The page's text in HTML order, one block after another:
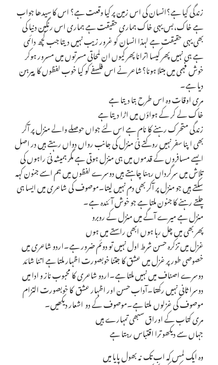
زندگی کیا ہے؟انسان کی اس زمین پر کیا وقعت ہے؟ اس کا سیدھا جواب
ہے خاک،بس یہی خاک ہماری حقیقت ہے ہماری اس رنگین دنیا کی
بھی یہی حقیقت ہے لہذا انسان کو غرور زیب نہیں دیتا جب کچھ دائمی
ہے ہی نہیں پھر کیسا اترانا پھر کیوں ان لمحاتی مسرتوں میں مسرور ہوکر
خوش فہمی میں مبتلا ہونا؟شاعر نے اس فلسفے کو کیا خوب لفظوں کا پیرہن
دیا ہے۔
مری اوقات وہ اس طرح بتا دیتا ہے
خاک لے کر کے ہواؤں میں اڑا دیتا ہے
زندگی متحرک رہنے کا نام ہے اس لئے جواں حوصلے والے منزل پر آکر
بھی اپنا سفر نہیں روکتے نئ منزل کی جانب رواں دواں رہتے ہیں در اصل
ایسے مسافروں کے قدموں میں ہی منزل ہوتی ہے مگر ہمیشہ نئ راہوں کی
تلاش میں سرگرداں رہنا چاہتے ہیں دوسرے لفظوں میں ہم اسے جنون کہہ
سکتے ہیں جو منزل پر آکر بھی دم نہیں لیتا۔موصوف کی شاعری میں ایسا ہی
چلتے رہنے کا جنون ملتا ہے جو خوش آئندہ ہے۔
منزل ہے میرے آگے میں منزل کے روبرو
پھر بھی میں چل رہا ہوں ابھی راستے میں ہوں
غزل میں تزکرہ حسن شرط اول نہیں تو دوئم ضرور ہے۔اردو شاعری میں
خصوصی طور پر غزل میں عشق کا جتنا خوبصورت اظہار ملتا ہے اتنا شائد
دوسرے اصناف میں نہیں ملتا ہے۔اردو شاعری کا محبوب ناز و ادا میں
دوسرا ثانی نہیں رکھتا۔آداب حسن اور اظہار عشق کا خوبصورت التزام
موصوف کی غزلوں ملتا ہے۔موصوف کے دو اشعار دیکھیں۔
مری کتاب کے اوراق سبھی تمہارے ہیں
جہاں سے دیکھو ترا اقتباس رہتا ہے
وہ ایک لمس کہ اب تک نہ بھول پایا میں